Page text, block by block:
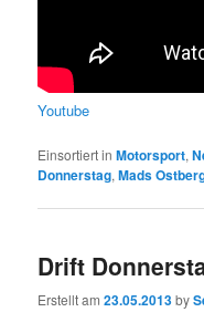
Youtube
Einsortiert in Motorsport,
Donnerstag,Mads
Drift
Erstellt am23.05.2013by